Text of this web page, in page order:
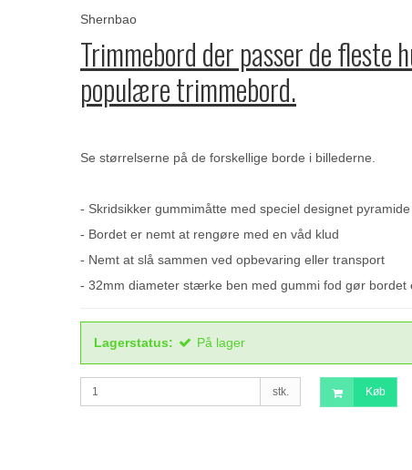
Shernbao
Trimmebord der passer de fleste
populære trimmebord.
Se størrelserne på de forskellige borde i billederne.
- Skridsikker gummimåtte med speciel designet
- Bordet er nemt at rengøre med en våd klud
- Nemt at slå sammen ved opbevaring eller transport
- 32mm diameter stærke ben med gummi fod gør bordet
Lagerstatus: På lager
stk. Køb